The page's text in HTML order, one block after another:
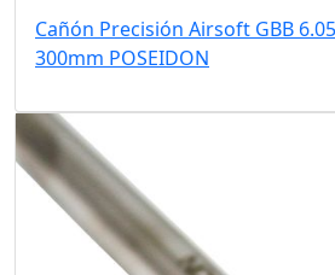
Cañón Precisión Airsoft GBB
300mm POSEIDON